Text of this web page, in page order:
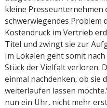
kleine
schwerwiegendes Problem
Kostendruck im Vertrieb
Titel und zwingt sie zur
Im Lokalen geht somit
Stück der Vielfalt verloren.
einmal nachdenken, ob sie
weiterlaufen lassen
nun ein Uhr, nicht mehr